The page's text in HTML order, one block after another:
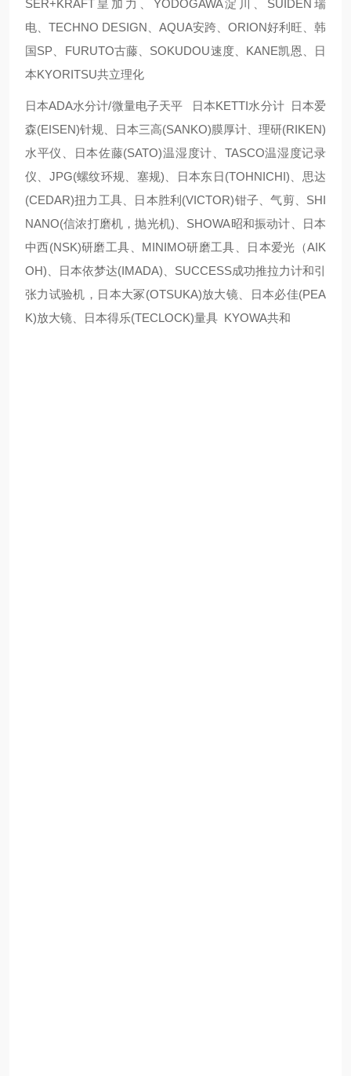
SER+KRAFT皇加力、YODOGAWA淀川、SUIDEN瑞
电、TECHNO DESIGN、AQUA安跨、ORION好利旺、韩
国SP、FURUTO古藤、SOKUDOU速度、KANE凯恩、日
本KYORITSU共立理化
日本ADA水分计/微量电子天平 日本KETTI水分计 日本爱
森(EISEN)针规、日本三高(SANKO)膜厚计、理研(RIKEN)
水平仪、日本佐藤(SATO)温湿度计、TASCO温湿度记录
仪、JPG(螺纹环规、塞规)、日本东日(TOHNICHI)、思达
(CEDAR)扭力工具、日本胜利(VICTOR)钳子、气剪、SHI
NANO(信浓打磨机，抛光机)、SHOWA昭和振动计、日本
中西(NSK)研磨工具、MINIMO研磨工具、日本爱光（AIK
OH)、日本依梦达(IMADA)、SUCCESS成功推拉力计和引
张力试验机，日本大冢(OTSUKA)放大镜、日本必佳(PEA
K)放大镜、日本得乐(TECLOCK)量具 KYOWA共和